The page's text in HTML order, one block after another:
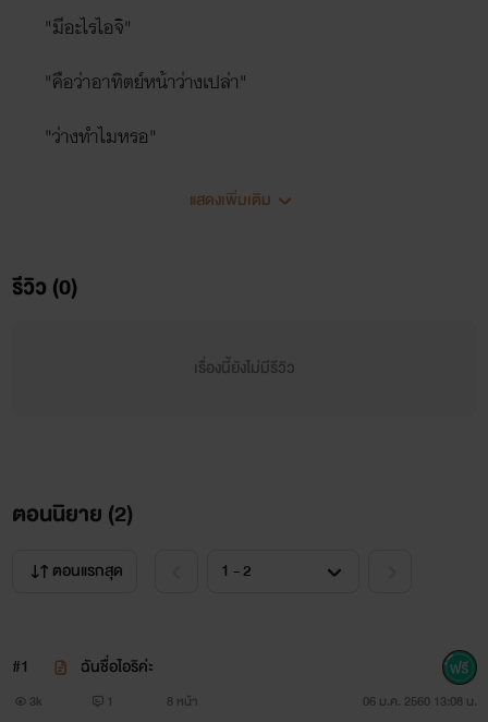
"มีอะไรไอจิ"
"คือว่าอาทิตย์หน้าว่างเปล่า"
"ว่างทำไมหรอ"
"ผมจะชวนไคคุงไปดูผมแสดงละครน่ะครับ"
"เอ๊ะคือ......"
"เรื่อง[รักต้องห้ามแห่งสวรรค์]น่ะสิเรื่องนี้ไอจิได้บทที่เป็นตัว
ทีพิรุทสุดๆ
"คือ...แบบว่ามัน......"
ก่อน
แสดงเพิ่มเติม
รีวิว (0)
เรื่องนี้ยังไม่มีรีวิว
ตอนนิยาย (2)
ตอนแรกสุด
#1 ฉันชื่อไอริค่ะ
3k 1 8 หน้า 06 ม.ค. 2560 13:08 น.